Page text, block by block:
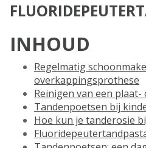
INHOUD
Regelmatig
overkappingsprothese
Reinigen van een
Tandenpoetsen bij
Hoe kun je tanderosie